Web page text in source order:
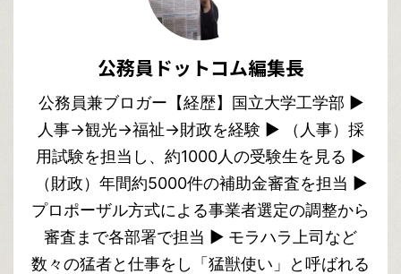
公務員ドットコム編集長
公務員兼ブロガー【経歴】国立大学工学部 ▶︎
人事→観光→福祉→財政を経験 ▶︎ （人事）採
用試験を担当し、約1000人の受験生を見る ▶︎
（財政）年間約5000件の補助金審査を担当 ▶︎
プロポーザル方式による事業者選定の調整から
審査まで各部署で担当 ▶︎ モラハラ上司など
数々の猛者と仕事をし「猛獣使い」と呼ばれる